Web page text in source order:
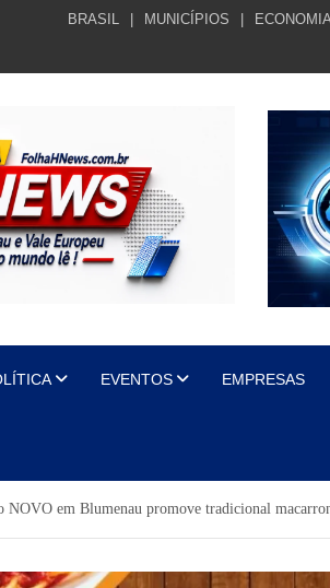
BRASIL MUNICÍPIOS
EVENTOS EMPRESAS
NOVO em Blumenau promove tradicional